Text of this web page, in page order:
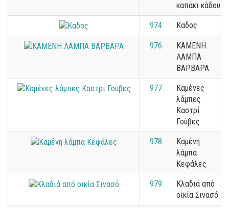
καπάκι κάδου
974 Καδος
976
ΚΑΜΕΝΗ
ΛΑΜΠΑ
ΒΑΡΒΑΡΑ
977
Καμένες
λάμπες
Καστρί
Γούβες
978
Καμένη
λάμπα
Κεφάλες
979
Κλαδιά από
οικία Σινασό